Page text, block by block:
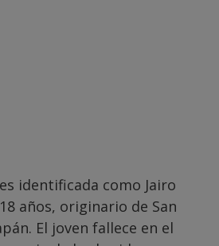
identificada como Jairo
años, originario de San
El joven fallece en el